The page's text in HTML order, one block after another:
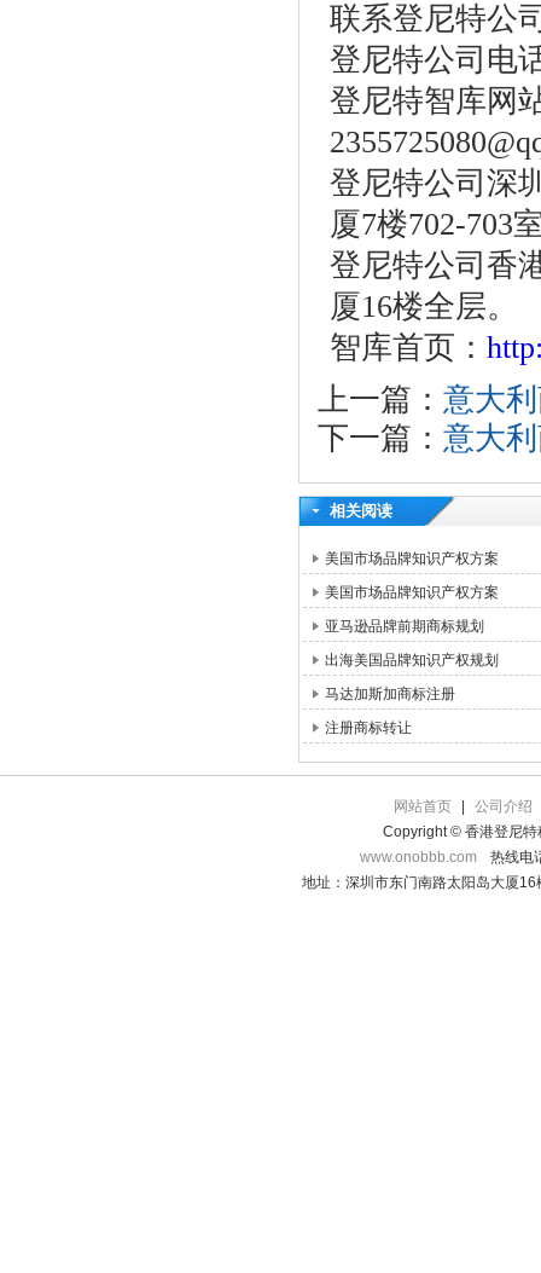
联系登尼特公
登尼特公司电
登尼特智库网
登尼特公司深
厦7楼702-703
登尼特公司香
厦16楼全层。
智库首页：
上一篇： 意大
下一篇： 意大
相关阅读
美国市场品牌知识产权方案
美国市场品牌知识产权方案
亚马逊品牌前期商标规划
出海美国品牌知识产权规划
马达加斯加商标注册
注册商标转让
网站首页
公司介绍
Copyright © 香港登尼特
www.onobbb.com
热线电
地址：深圳市东门南路太阳岛大厦